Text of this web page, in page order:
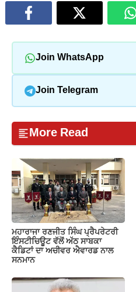
Join WhatsApp
Join Telegram
More Read
ਮਹਾਰਾਜਾ ਰਣਜੀਤ ਸਿੰਘ ਪ੍ਰੈਪਰੇਟਰੀ
ਇੰਸਟੀਚਿਊਟ ਵੱਲੋਂ ਅੱਠ ਸਾਬਕਾ
ਕੈਡਿਟਾਂ ਦਾ ਅਚੀਵਰ ਐਵਾਰਡ ਨਾਲ
ਸਨਮਾਨ